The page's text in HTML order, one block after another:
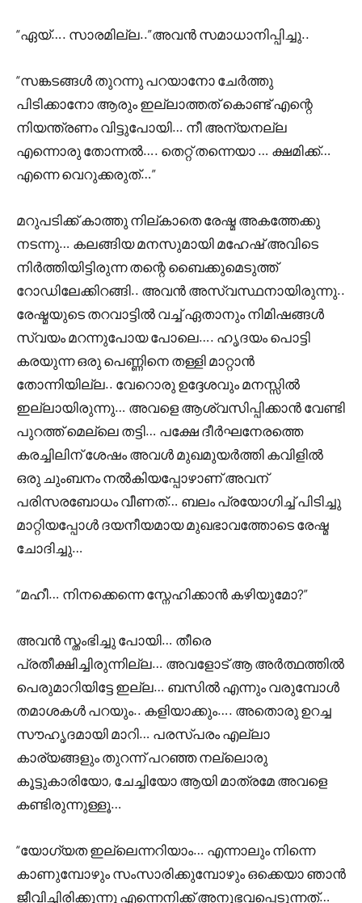
“ഏയ്‌…. സാരമില്ല..”അവൻ സമാധാനിപ്പിച്ചു..
“സങ്കടങ്ങൾ തുറന്നു പറയാനോ ചേർത്തു
പിടിക്കാനോ ആരും ഇല്ലാത്തത് കൊണ്ട് എന്റെ
നിയന്ത്രണം വിട്ടുപോയി… നീ അന്യനല്ല
എന്നൊരു തോന്നൽ…. തെറ്റ്‌ തന്നെയാ … ക്ഷമിക്ക്…
എന്നെ വെറുക്കരുത്…”
മറുപടിക്ക് കാത്തു നില്കാതെ രേഷ്മ അകത്തേക്കു
നടന്നു… കലങ്ങിയ മനസുമായി മഹേഷ്‌ അവിടെ
നിർത്തിയിട്ടിരുന്ന തന്റെ ബൈക്കുമെടുത്ത്
റോഡിലേക്കിറങ്ങി.. അവൻ അസ്വസ്ഥനായിരുന്നു..
രേഷ്മയുടെ തറവാട്ടിൽ വച്ച് ഏതാനും നിമിഷങ്ങൾ
സ്വയം മറന്നുപോയ പോലെ…. ഹൃദയം പൊട്ടി
കരയുന്ന ഒരു പെണ്ണിനെ തള്ളി മാറ്റാൻ
തോന്നിയില്ല.. വേറൊരു ഉദ്ദേശവും മനസ്സിൽ
ഇല്ലായിരുന്നു… അവളെ ആശ്വസിപ്പിക്കാൻ വേണ്ടി
പുറത്ത് മെല്ലെ തട്ടി… പക്ഷേ ദീർഘനേരത്തെ
കരച്ചിലിന് ശേഷം അവൾ മുഖമുയർത്തി കവിളിൽ
ഒരു ചുംബനം നൽകിയപ്പോഴാണ് അവന്
പരിസരബോധം വീണത്… ബലം പ്രയോഗിച്ച് പിടിച്ചു
മാറ്റിയപ്പോൾ ദയനീയമായ മുഖഭാവത്തോടെ രേഷ്മ
ചോദിച്ചു…
“മഹീ… നിനക്കെന്നെ സ്നേഹിക്കാൻ കഴിയുമോ?”
അവൻ സ്തംഭിച്ചു പോയി… തീരെ
പ്രതീക്ഷിച്ചിരുന്നില്ല… അവളോട് ആ അർത്ഥത്തിൽ
പെരുമാറിയിട്ടേ ഇല്ല… ബസിൽ എന്നും വരുമ്പോൾ
തമാശകൾ പറയും.. കളിയാക്കും…. അതൊരു ഉറച്ച
സൗഹൃദമായി മാറി… പരസ്പരം എല്ലാ
കാര്യങ്ങളും തുറന്ന് പറഞ്ഞ നല്ലൊരു
കൂട്ടുകാരിയോ, ചേച്ചിയോ ആയി മാത്രമേ അവളെ
കണ്ടിരുന്നുള്ളൂ…
“യോഗ്യത ഇല്ലെന്നറിയാം… എന്നാലും നിന്നെ
കാണുമ്പോഴും സംസാരിക്കുമ്പോഴും ഒക്കെയാ ഞാൻ
ജീവിച്ചിരിക്കുന്നു എന്നെനിക്ക് അനുഭവപ്പെടുന്നത്…